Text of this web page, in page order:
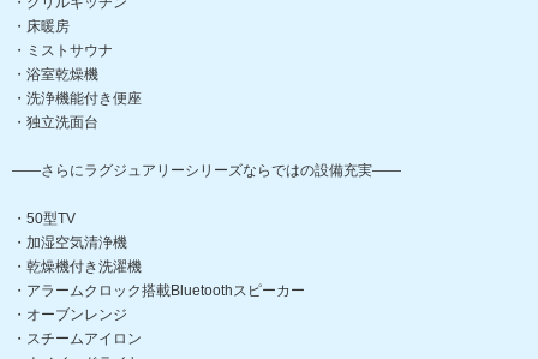
・床暖房
・ミストサウナ
・浴室乾燥機
・洗浄機能付き便座
・独立洗面台
――さらにラグジュアリーシリーズならではの設備充実――
・50型TV
・加湿空気清浄機
・乾燥機付き洗濯機
・アラームクロック搭載Bluetoothスピーカー
・オーブンレンジ
・スチームアイロン